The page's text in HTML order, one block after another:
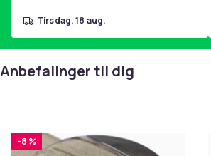
tirsdag, 18 aug.
Anbefalinger til dig
-8 %